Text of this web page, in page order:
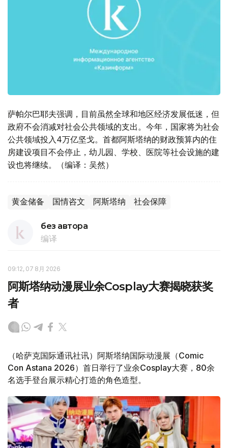
萨帕尔巴耶夫强调，目前虽然全球和地区经济发展低迷，但
政府不会消减对社会公共领域的支出。今年，国家将为社会
公共领域投入4万亿坚戈。首都阿斯塔纳的财政预算内的住
房建设项目不会停止，幼儿园、学校、医院等社会设施的建
设也将继续。（编译：吴然）
黄金储备 国情咨文 阿斯塔纳 社会保障
без автора
编译
09:12, 07 8月 2026
阿斯塔纳动漫展业余Cosplay大赛揭晓获奖
者
（哈萨克国际通讯社讯）阿斯塔纳国际动漫展（Comic
Con Astana 2026）首日举行了业余Cosplay大赛，80余
名选手登台展示精心打造的角色造型。